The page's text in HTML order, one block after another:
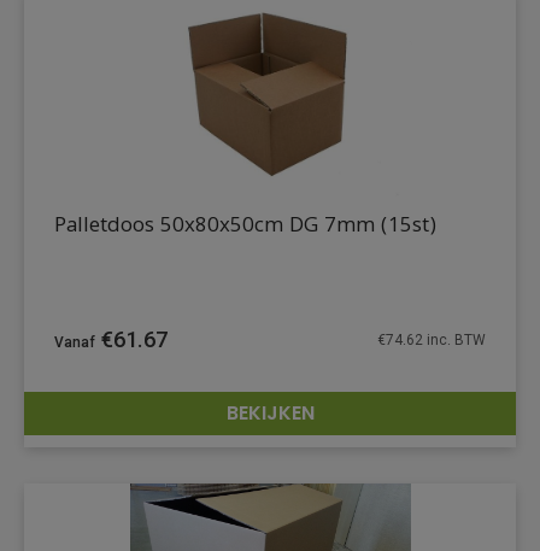
DETAILS
Palletdoos 50x80x50cm DG 7mm (15st)
€61.67 €74.62 inc. BTW
BEKIJKEN